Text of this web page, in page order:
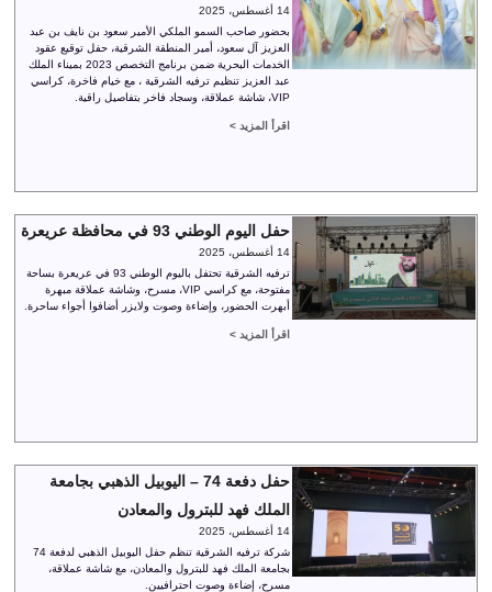
14 أغسطس، 2025
بحضور صاحب السمو الملكي الأمير سعود بن نايف بن عبد
العزيز آل سعود، أمير المنطقة الشرقية، حفل توقيع عقود
الخدمات البحرية ضمن برنامج التخصص 2023 بميناء الملك
عبد العزيز تنظيم ترفيه الشرقية ، مع خيام فاخرة، كراسي
VIP، شاشة عملاقة، وسجاد فاخر بتفاصيل راقية.
اقرأ المزيد >
حفل اليوم الوطني 93 في محافظة عريعرة
14 أغسطس، 2025
ترفيه الشرقية تحتفل باليوم الوطني 93 في عريعرة بساحة
مفتوحة، مع كراسي VIP، مسرح، وشاشة عملاقة مبهرة
أبهرت الحضور، وإضاءة وصوت ولايزر أضافوا أجواء ساحرة.
اقرأ المزيد >
حفل دفعة 74 – اليوبيل الذهبي بجامعة
الملك فهد للبترول والمعادن
14 أغسطس، 2025
شركة ترفيه الشرقية تنظم حفل اليوبيل الذهبي لدفعة 74
بجامعة الملك فهد للبترول والمعادن، مع شاشة عملاقة،
مسرح، إضاءة وصوت احترافيين.